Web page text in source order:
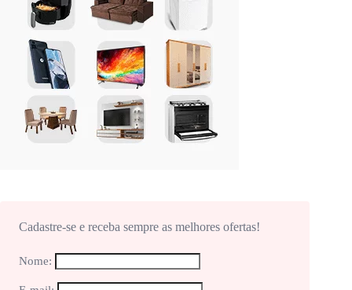
Cadastre-se e receba sempre as melhores ofertas!
Nome: